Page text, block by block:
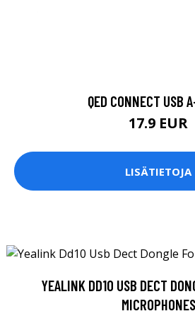
QED CONNECT USB
17.9 EUR
LISÄTIETOJA
YEALINK DD10 USB DECT
MICROPHONES